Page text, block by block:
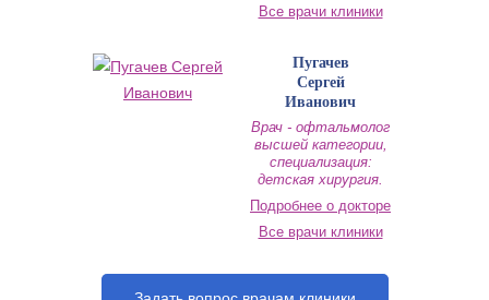
Все врачи клиники
Пугачев
Сергей
Иванович
Врач - офтальмолог
высшей категории,
специализация:
детская хирургия.
Подробнее о докторе
Все врачи клиники